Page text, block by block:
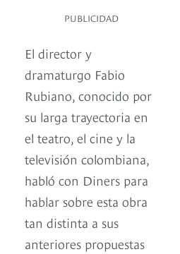
PUBLICIDAD
El director y
dramaturgo Fabio
Rubiano, conocido por
su larga trayectoria en
el teatro, el cine y la
televisión colombiana,
habló con Diners para
hablar sobre esta obra
tan distinta a sus
anteriores propuestas